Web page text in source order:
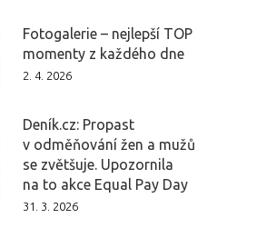
Fotogalerie – nejlepší TOP
momenty z každého dne
2. 4. 2026
Deník.cz: Propast
v odměňování žen a mužů
se zvětšuje. Upozornila
na to akce Equal Pay Day
31. 3. 2026